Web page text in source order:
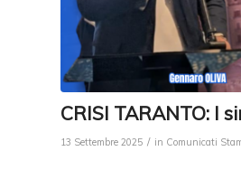
CRISI TARANTO: I
13 Settembre 2025 / in Comunicati